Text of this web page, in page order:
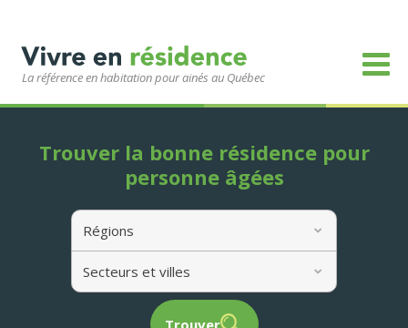
La référence en habitation pour ainés au Québec
Régions
Secteurs et villes
Trouver
Trouver la bonne résidence pour
personne âgées